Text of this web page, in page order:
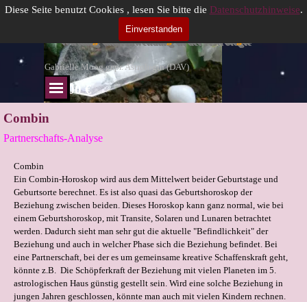
Diese Seite benutzt Cookies , lesen Sie bitte die Datenschutzhinweise.
Einverstanden
Direkt zum SeiteninhaltHeilsteine und Mineralien
Wirkung und Anwendung in der Astrologie
0.00 €
Menü überspringen
Menü überspringen
Gabrielle Moog gepr. Astrologin (DAV)
Combin
Partnerschafts-Analyse
Combin
Ein Combin-Horoskop wird aus dem Mittelwert beider Geburtstage und
Geburtsorte berechnet. Es ist also quasi das Geburtshoroskop der
Beziehung zwischen beiden. Dieses Horoskop kann ganz normal, wie bei
einem Geburtshoroskop, mit Transite, Solaren und Lunaren betrachtet
werden. Dadurch sieht man sehr gut die aktuelle "Befindlichkeit" der
Beziehung und auch in welcher Phase sich die Beziehung befindet. Bei
eine Partnerschaft, bei der es um gemeinsame kreative Schaffenskraft geht,
könnte z.B. Die Schöpferkraft der Beziehung mit vielen Planeten im 5.
astrologischen Haus günstig gestellt sein. Wird eine solche Beziehung in
jungen Jahren geschlossen, könnte man auch mit vielen Kindern rechnen.